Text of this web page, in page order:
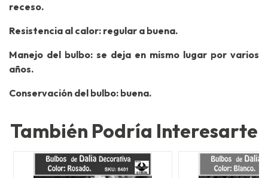
receso.
Resistencia al calor: regular a buena.
Manejo del bulbo: se deja en mismo lugar por varios
años.
Conservación del bulbo: buena.
También Podría Interesarte